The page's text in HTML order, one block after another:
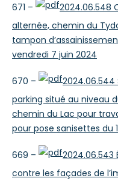
671 –
2024.06.548
alternée, chemin du
tampon
vendredi 7 juin 2024
670 –
parking situé au niveau
chemin du Lac pour
pour pose sanisettes du
669 –
2024.06.543
contre les façades de